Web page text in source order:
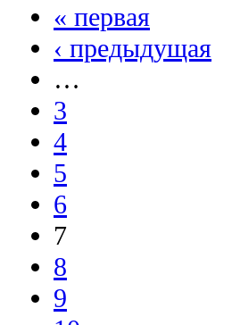
« первая
‹ предыдущая
…
3
4
5
6
7
8
9